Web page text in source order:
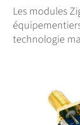
Les modules
technologie